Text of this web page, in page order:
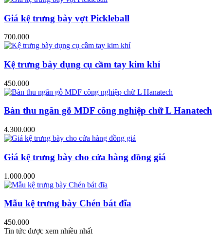
Giá kệ trưng bày vợt Pickleball
700.000
Kệ trưng bày dụng cụ cầm tay kim khí
450.000
Bàn thu ngân gỗ MDF công nghiệp chữ L Hanatech
4.300.000
Giá kệ trưng bày cho cửa hàng đồng giá
1.000.000
Mẫu kệ trưng bày Chén bát đĩa
450.000
Tin tức được xem nhiều nhất